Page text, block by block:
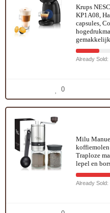
Krups
KP1A08,
capsules,
Already Sold:
0
Milu
koffiemolen
Traploze
lepel en
Already Sold: